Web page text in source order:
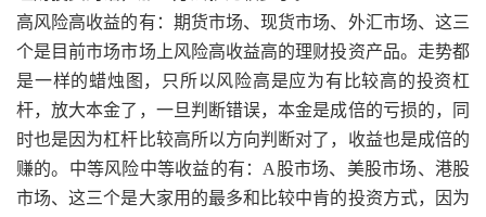
高风险高收益的有：期货市场、现货市场、外汇市场、这三
个是目前市场市场上风险高收益高的理财投资产品。走势都
是一样的蜡烛图，只所以风险高是应为有比较高的投资杠
杆，放大本金了，一旦判断错误，本金是成倍的亏损的，同
时也是因为杠杆比较高所以方向判断对了，收益也是成倍的
赚的。中等风险中等收益的有：A股市场、美股市场、港股
市场、这三个是大家用的最多和比较中肯的投资方式，因为